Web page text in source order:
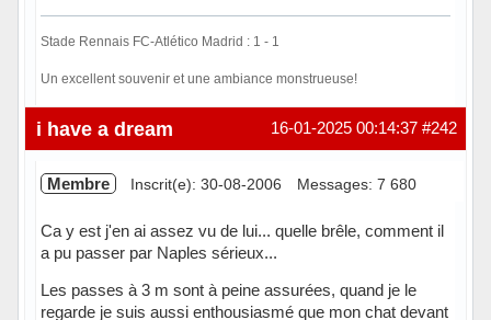
Stade Rennais FC-Atlético Madrid : 1 - 1
Un excellent souvenir et une ambiance monstrueuse!
Hors ligne #242
16-01-2025 00:14:37
i have a dream
Membre Inscrit(e): 30-08-2006 Messages: 7 680
Ca y est j'en ai assez vu de lui... quelle brêle, comment il
a pu passer par Naples sérieux...
Les passes à 3 m sont à peine assurées, quand je le
regarde je suis aussi enthousiasmé que mon chat devant